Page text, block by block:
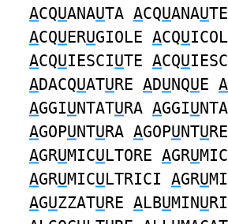
ACQUANAUTA ACQUANAUTE
ACQUERUGIOLE ACQU
ACQUIESCIUTE ACQU
ADACQUATURE ADUNQUE A
AGGIUNTATURA AGGIU
AGOPUNTURA AGOPUNTURE
AGRUMICULTORE AGRUMIC
AGRUMICULTRICI AGRU
AGUZZATURE ALBUMINU